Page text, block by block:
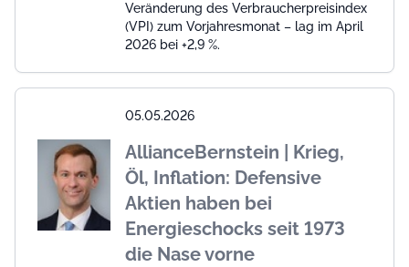
Veränderung des Verbraucherpreisindex
(VPI) zum Vorjahresmonat – lag im April
2026 bei +2,9 %.
05.05.2026
AllianceBernstein | Krieg,
Öl, Inflation: Defensive
Aktien haben bei
Energieschocks seit 1973
die Nase vorne